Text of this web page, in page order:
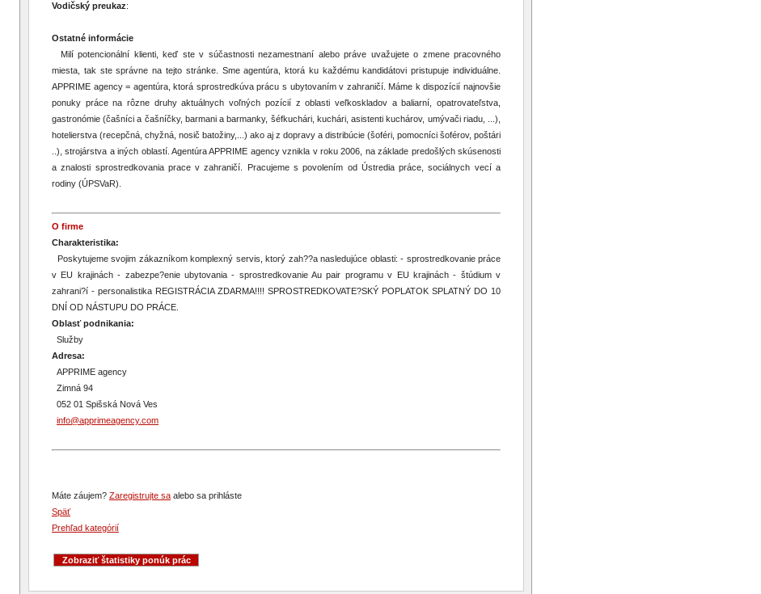
Vodičský preukaz:
Ostatné informácie
Milí potencionální klienti, keď ste v súčastnosti nezamestnaní alebo práve uvažujete o zmene pracovného
miesta, tak ste správne na tejto stránke. Sme agentúra, ktorá ku každému kandidátovi pristupuje individuálne.
APPRIME agency = agentúra, ktorá sprostredkúva prácu s ubytovaním v zahraničí. Máme k dispozícií najnovšie
ponuky práce na rôzne druhy aktuálnych voľných pozícií z oblasti veľkoskladov a baliarní, opatrovateľstva,
gastronómie (čašníci a čašníčky, barmani a barmanky, šéfkuchári, kuchári, asistenti kuchárov, umývači riadu, ...),
hotelierstva (recepčná, chyžná, nosič batožiny,...) ako aj z dopravy a distribúcie (šoféri, pomocníci šoférov, poštári
..), strojárstva a iných oblastí. Agentúra APPRIME agency vznikla v roku 2006, na základe predošlých skúsenosti
a znalosti sprostredkovania prace v zahraničí. Pracujeme s povolením od Ústredia práce, sociálnych vecí a
rodiny (ÚPSVaR).
O firme
Charakteristika:
Poskytujeme svojim zákazníkom komplexný servis, ktorý zah??a nasledujúce oblasti: - sprostredkovanie práce
v EU krajinách - zabezpe?enie ubytovania - sprostredkovanie Au pair programu v EU krajinách - štúdium v
zahrani?í - personalistika REGISTRÁCIA ZDARMA!!!! SPROSTREDKOVATE?SKÝ POPLATOK SPLATNÝ DO 10
DNÍ OD NÁSTUPU DO PRÁCE.
Oblasť podnikania:
Služby
Adresa:
APPRIME agency
Zimná 94
052 01 Spišská Nová Ves
info@apprimeagency.com
Máte záujem? Zaregistrujte sa alebo sa prihláste
Späť
Prehľad kategórií